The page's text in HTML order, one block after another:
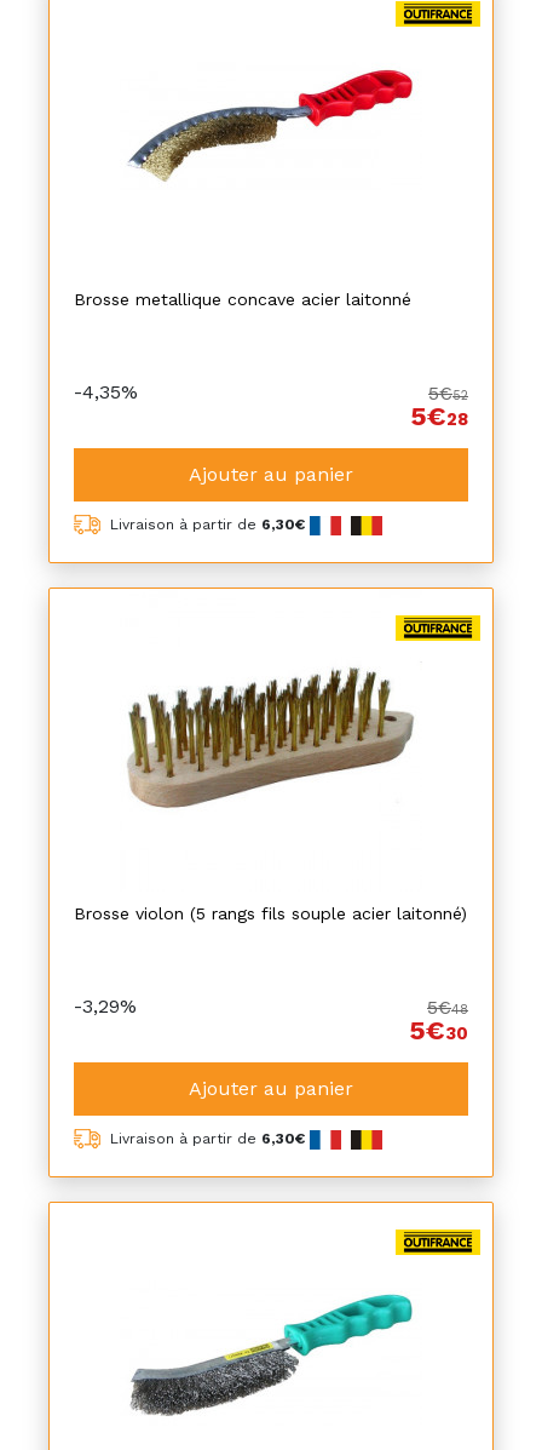
Brosse metallique concave acier laitonné
-4,35% 5€52
5€28
Ajouter au panier
Livraison à partir de 6,30€
Brosse violon (5 rangs fils souple acier laitonné)
-3,29% 5€48
5€30
Ajouter au panier
Livraison à partir de 6,30€